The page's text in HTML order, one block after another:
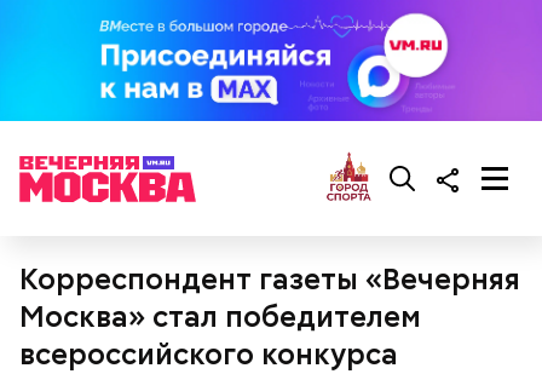
Корреспондент газеты «Вечерняя
Москва» стал победителем
всероссийского конкурса